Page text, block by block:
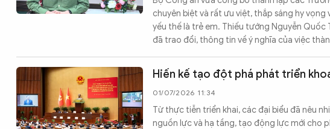
chuyên biệt và rất ưu việt, thắp sáng hy
yếu thế là trẻ em. Thiếu tướng Nguyễn
đã trao đổi, thông tin về ý nghĩa của việc
Hiến kế tạo đột phá phát triển
01/07/2026 11:34
Từ thực tiễn triển khai, các đại biểu đã nêu
nguồn lực và hạ tầng, tạo động lực mới cho